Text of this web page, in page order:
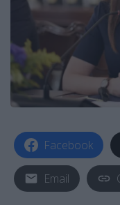
Facebook
Email